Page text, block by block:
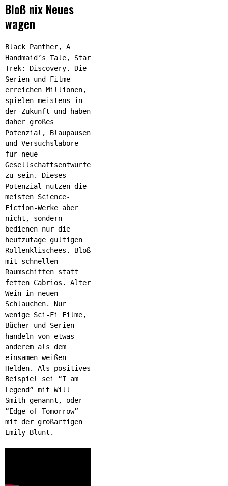
Bloß nix Neues
wagen
Black Panther, A
Handmaid’s Tale, Star
Trek: Discovery. Die
Serien und Filme
erreichen Millionen,
spielen meistens in
der Zukunft und haben
daher großes
Potenzial, Blaupausen
und Versuchslabore
für neue
Gesellschaftsentwürfe
zu sein. Dieses
Potenzial nutzen die
meisten Science-
Fiction-Werke aber
nicht, sondern
bedienen nur die
heutzutage gültigen
Rollenklischees. Bloß
mit schnellen
Raumschiffen statt
fetten Cabrios. Alter
Wein in neuen
Schläuchen. Nur
wenige Sci-Fi Filme,
Bücher und Serien
handeln von etwas
anderem als dem
einsamen weißen
Helden. Als positives
Beispiel sei “I am
Legend” mit Will
Smith genannt, oder
“Edge of Tomorrow”
mit der großartigen
Emily Blunt.